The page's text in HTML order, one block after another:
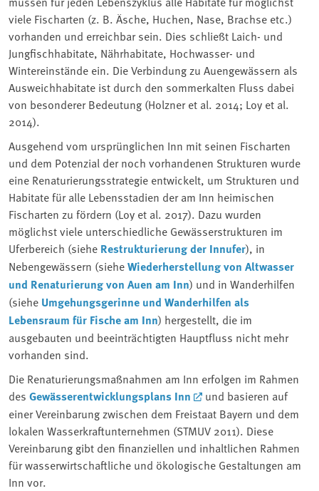
viele Fischarten (z. B. Äsche, Huchen, Nase, Brachse etc.)
vorhanden und erreichbar sein. Dies schließt Laich- und
Jungfischhabitate, Nährhabitate, Hochwasser- und
Wintereinstände ein. Die Verbindung zu Auengewässern als
Ausweichhabitate ist durch den sommerkalten Fluss dabei
von besonderer Bedeutung (Holzner et al. 2014; Loy et al.
2014).
Ausgehend vom ursprünglichen Inn mit seinen Fischarten
und dem Potenzial der noch vorhandenen Strukturen wurde
eine Renaturierungsstrategie entwickelt, um Strukturen und
Habitate für alle Lebensstadien der am Inn heimischen
Fischarten zu fördern (Loy et al. 2017). Dazu wurden
möglichst viele unterschiedliche Gewässerstrukturen im
Uferbereich (siehe Restrukturierung der Innufer), in
Nebengewässern (sieheWiederherstellung von Altwasser
und Renaturierung von Auen am Inn) und in Wanderhilfen
(siehe Umgehungsgerinne und Wanderhilfen als
Lebensraum für Fische am Inn) hergestellt, die im
ausgebauten und beeinträchtigten Hauptfluss nicht mehr
vorhanden sind.
Die Renaturierungsmaßnahmen am Inn erfolgen im Rahmen
des Gewässerentwicklungsplans Inn
und basieren auf
einer Vereinbarung zwischen dem Freistaat Bayern und dem
lokalen Wasserkraftunternehmen (STMUV 2011). Diese
Vereinbarung gibt den finanziellen und inhaltlichen Rahmen
für wasserwirtschaftliche und ökologische Gestaltungen am
Inn vor.